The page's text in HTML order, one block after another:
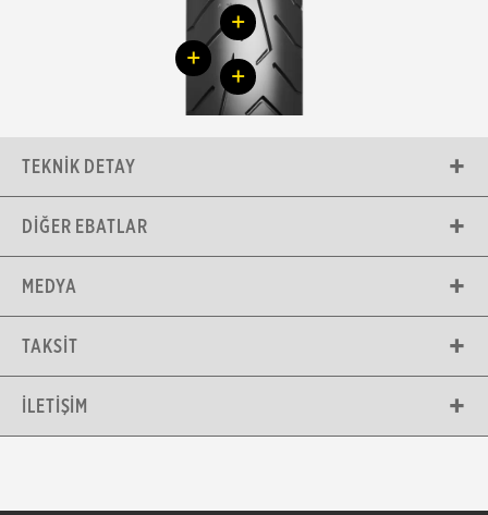
+
+
+
TEKNIK DETAY
DIĞER EBATLAR
MEDYA
TAKSIT
İLETIŞIM